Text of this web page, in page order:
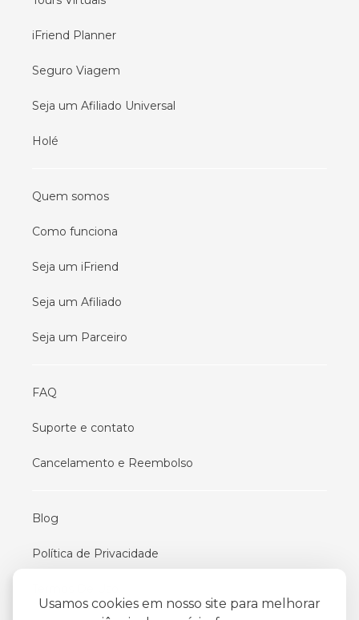
Usamos cookies em nosso site para melhorar
iFriend Planner
Seguro Viagem
Seja um Afiliado Universal
Holé
Quem somos
Como funciona
Seja um iFriend
Seja um Afiliado
Seja um Parceiro
FAQ
Suporte e contato
Cancelamento e Reembolso
Blog
Política de Privacidade